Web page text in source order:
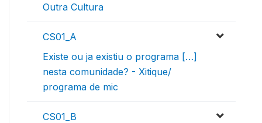
Outra Cultura
CS01_A
Existe ou ja existiu o programa […]
nesta comunidade? - Xitique/
programa de mic
CS01_B